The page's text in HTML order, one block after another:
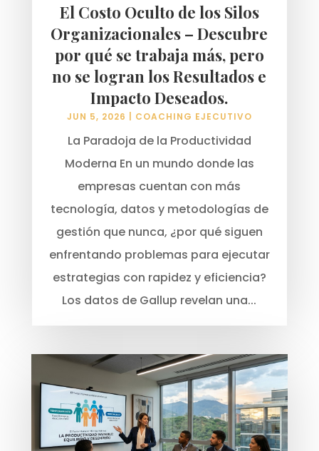
El Costo Oculto de los Silos
Organizacionales – Descubre
por qué se trabaja más, pero
no se logran los Resultados e
Impacto Deseados.
JUN 5, 2026 COACHING EJECUTIVO
La Paradoja de la Productividad
Moderna En un mundo donde las
empresas cuentan con más
tecnología, datos y metodologías de
gestión que nunca, ¿por qué siguen
enfrentando problemas para ejecutar
estrategias con rapidez y eficiencia?
Los datos de Gallup revelan una...